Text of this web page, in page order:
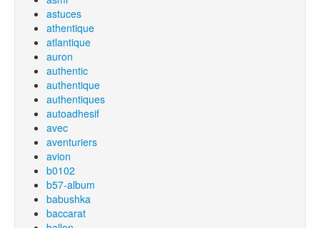
astuces
athentique
atlantique
auron
authentic
authentique
authentiques
autoadhesif
avec
aventuriers
avion
b0102
b57-album
babushka
baccarat